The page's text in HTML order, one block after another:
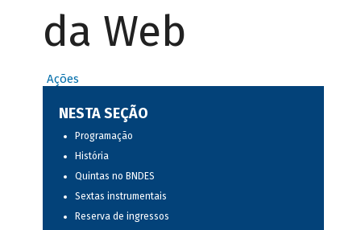
da Web
Ações
NESTA SEÇÃO
Programação
História
Quintas no BNDES
Sextas instrumentais
Reserva de ingressos